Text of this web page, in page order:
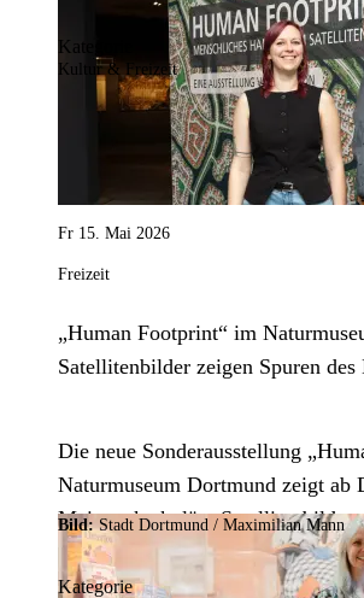
Kategorie
Kultur & Freizeit
Fr 15. Mai 2026
Freizeit
„Human Footprint“ im
Satellitenbilder zeigen Spuren des
Die neue Sonderausstellung
Naturmuseum Dortmund zeigt ab
Mai, spektakuläre Satellitenbilder
Bild:Stadt Dortmund / Maximilian Mann
Kategorie